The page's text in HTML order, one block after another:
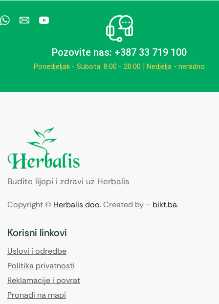
Pozovite nas: +387 33 719 100
Ponedjeljak - Subota: 8:00 - 20:00 | Nedjelja - neradno
Budite lijepi i zdravi uz Herbalis
Copyright © Herbalis doo. Created by – bikt.ba.
Korisni linkovi
Uslovi i odredbe
Politika privatnosti
Reklamacije i povrat
Pronađi na mapi